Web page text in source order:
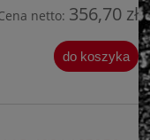
netto: 356,70 zł
do koszyka